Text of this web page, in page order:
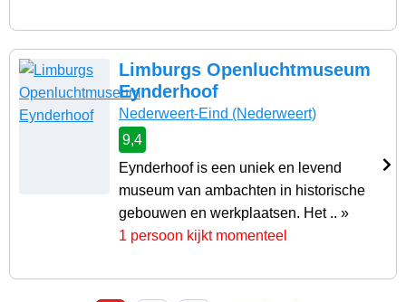
Limburgs Openluchtmuseum
Eynderhoof
Nederweert-Eind (Nederweert)
9,4
Eynderhoof is een uniek en levend
museum van ambachten in historische
gebouwen en werkplaatsen. Het .. »
1 persoon kijkt momenteel